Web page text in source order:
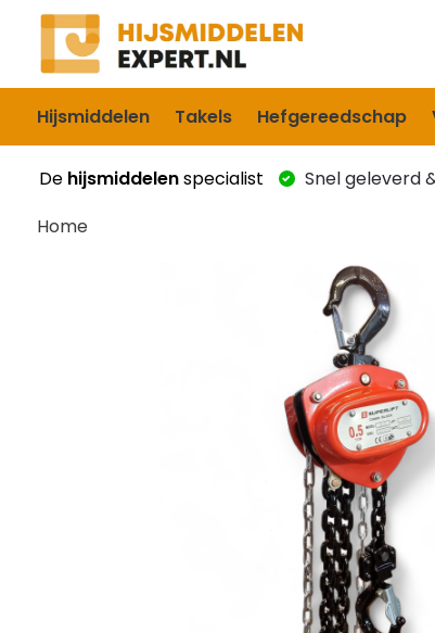
Hijsmiddelen Takels Hefgereedschap
De hijsmiddelenspecialist Snel geleverd
Home